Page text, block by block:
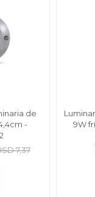
de
-
7,37
9W